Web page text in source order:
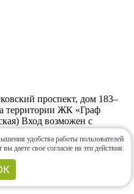
проспект, дом 183–
территории ЖК «Граф
Вход возможен с
улицы. Заезд на
удобства работы пользователей
даете свое согласие на эти действия.